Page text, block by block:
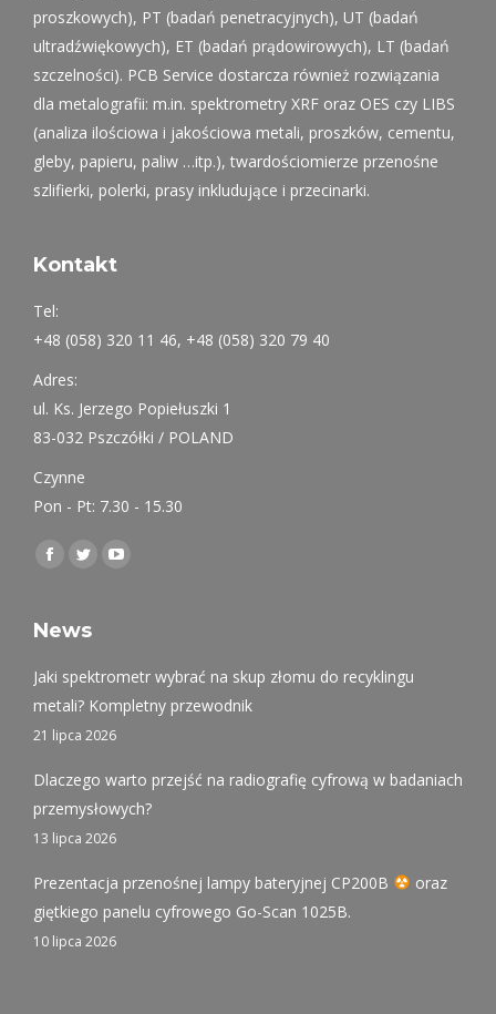
proszkowych), PT (badań penetracyjnych), UT (badań
ultradźwiękowych), ET (badań prądowirowych), LT (badań
szczelności). PCB Service dostarcza również rozwiązania
dla metalografii: m.in. spektrometry XRF oraz OES czy LIBS
(analiza ilościowa i jakościowa metali, proszków, cementu,
gleby, papieru, paliw …itp.), twardościomierze przenośne
szlifierki, polerki, prasy inkludujące i przecinarki.
Kontakt
Tel:
+48 (058) 320 11 46, +48 (058) 320 79 40
Adres:
ul. Ks. Jerzego Popiełuszki 1
83-032 Pszczółki / POLAND
Czynne
Pon - Pt: 7.30 - 15.30
Find us on:
Facebook
opens
new
window
Twitter
opens
new
window
YouTube
new
window
News
Jaki spektrometr wybrać na skup złomu do recyklingu
metali? Kompletny przewodnik
21 lipca 2026
Dlaczego warto przejść na radiografię cyfrową w badaniach
przemysłowych?
13 lipca 2026
Prezentacja przenośnej lampy bateryjnej CP200B
oraz
giętkiego panelu cyfrowego Go-Scan 1025B.
10 lipca 2026